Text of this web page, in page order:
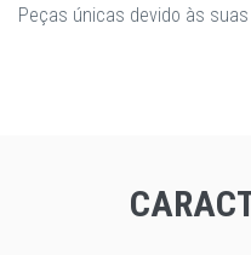
Peças únicas devido às